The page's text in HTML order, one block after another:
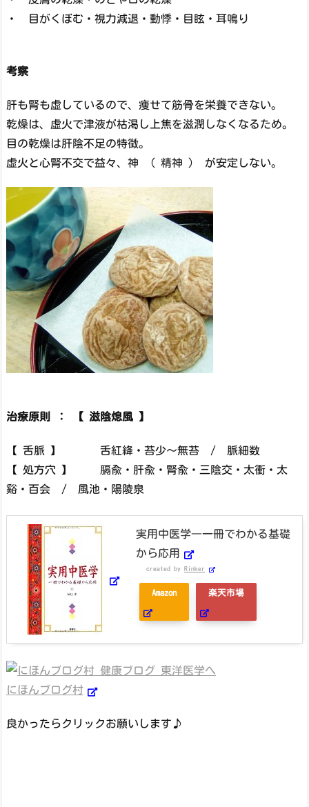
・ 目がくぼむ・視力減退・動悸・目眩・耳鳴り
考察
肝も腎も虚しているので、痩せて筋骨を栄養できない。
乾燥は、虚火で津液が枯渇し上焦を滋潤しなくなるため。
目の乾燥は肝陰不足の特徴。
虚火と心腎不交で益々、神 （ 精神 ） が安定しない。
治療原則 ： 【 滋陰熄風 】
【 舌脈 】 舌紅絳・苔少～無苔 / 脈細数
【 処方穴 】 膈兪・肝兪・腎兪・三陰交・太衝・太
谿・百会 / 風池・陽陵泉
実用中医学―一冊でわかる基礎
から応用
created by Rinker
Amazon 楽天市場
にほんブログ村
良かったらクリックお願いします♪